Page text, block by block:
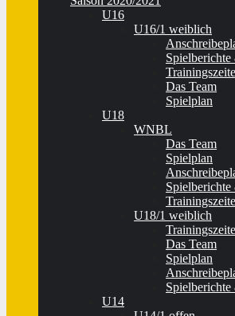
U16
U16/1 weiblich
Das Team
Spielplan
U18
WNBL
Das Team
Spielplan
U18/1 weiblich
Das Team
Spielplan
U14